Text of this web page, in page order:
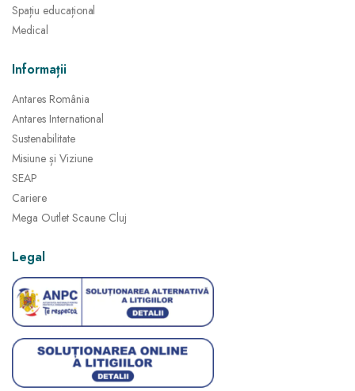
Spațiu educațional
Medical
Informații
Antares România
Antares International
Sustenabilitate
Misiune și Viziune
SEAP
Cariere
Mega Outlet Scaune Cluj
Legal